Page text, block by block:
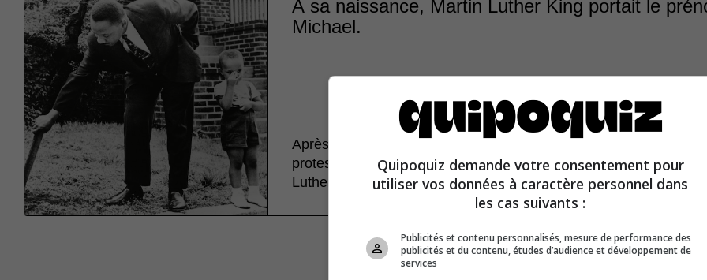
À sa naissance, Martin Luther King portait le
Michael.
Après un voyage en Allemagne en 1934, son père a été inspiré
protestant Martin Luther. Il décida de changer son prénom par
Luther» et plus tard, celui de son fils.
Quipoquiz demande votre consentement pour
utiliser vos données à caractère personnel dans
les cas suivants :
Publicités et contenu personnalisés, mesure de performance des
publicités et du contenu, études d’audience et développement de
services